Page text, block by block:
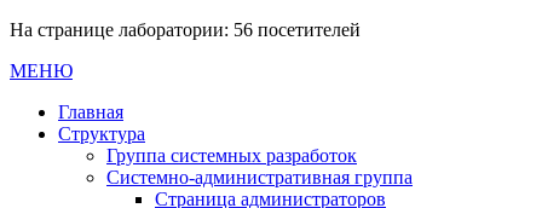
На странице лаборатории: 56 посетителей
МЕНЮ
Главная
Структура
Группа системных разработок
Системно-административная группа
Страница администраторов